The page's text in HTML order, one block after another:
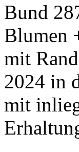
Bund
Blumen
mit
2024 in
mit